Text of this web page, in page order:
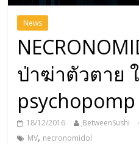
News
ป่าฆ่าตัวตาย
psychopomp
18/12/2016 ฺBetweenSushi
MV, necronomidol